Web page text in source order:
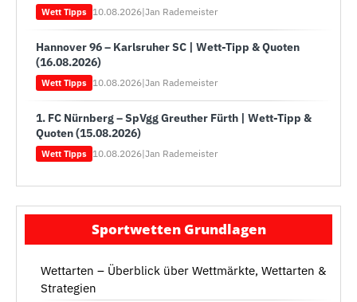
Wett Tipps 10.08.2026|Jan Rademeister
Hannover 96 – Karlsruher SC | Wett-Tipp & Quoten
(16.08.2026)
Wett Tipps 10.08.2026|Jan Rademeister
1. FC Nürnberg – SpVgg Greuther Fürth | Wett-Tipp &
Quoten (15.08.2026)
Wett Tipps 10.08.2026|Jan Rademeister
Sportwetten Grundlagen
Wettarten – Überblick über Wettmärkte, Wettarten &
Strategien